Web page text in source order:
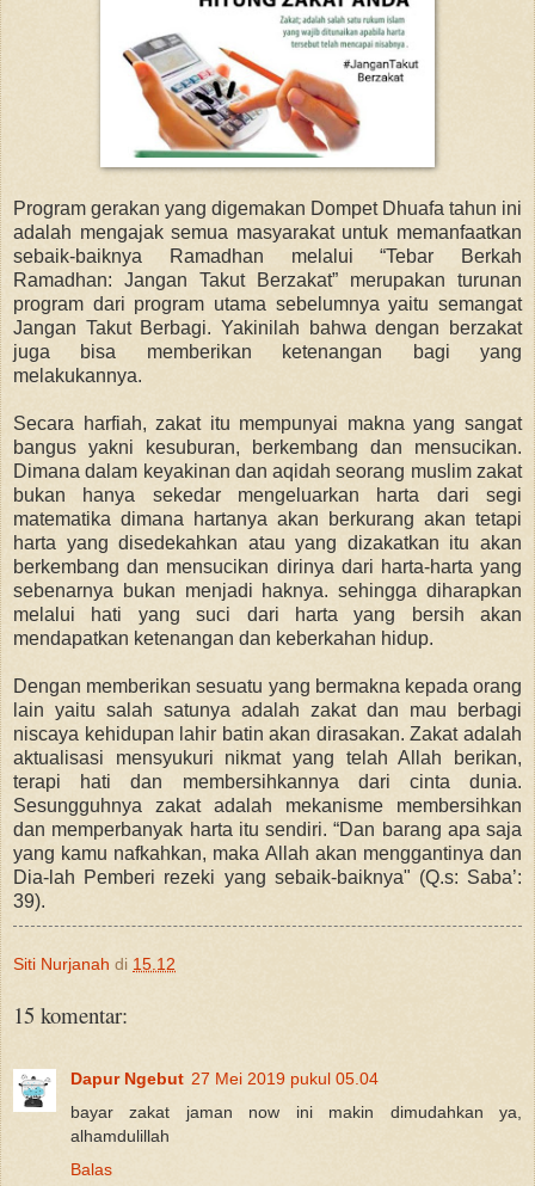
Program gerakan yang digemakan Dompet Dhuafa tahun ini
adalah mengajak semua masyarakat untuk memanfaatkan
sebaik-baiknya Ramadhan melalui “Tebar Berkah
Ramadhan: Jangan Takut Berzakat” merupakan turunan
program dari program utama sebelumnya yaitu semangat
Jangan Takut Berbagi. Yakinilah bahwa dengan berzakat
juga bisa memberikan ketenangan bagi yang
melakukannya.
Secara harfiah, zakat itu mempunyai makna yang sangat
bangus yakni kesuburan, berkembang dan mensucikan.
Dimana dalam keyakinan dan aqidah seorang muslim zakat
bukan hanya sekedar mengeluarkan harta dari segi
matematika dimana hartanya akan berkurang akan tetapi
harta yang disedekahkan atau yang dizakatkan itu akan
berkembang dan mensucikan dirinya dari harta-harta yang
sebenarnya bukan menjadi haknya. sehingga diharapkan
melalui hati yang suci dari harta yang bersih akan
mendapatkan ketenangan dan keberkahan hidup.
Dengan memberikan sesuatu yang bermakna kepada orang
lain yaitu salah satunya adalah zakat dan mau berbagi
niscaya kehidupan lahir batin akan dirasakan. Zakat adalah
aktualisasi mensyukuri nikmat yang telah Allah berikan,
terapi hati dan membersihkannya dari cinta dunia.
Sesungguhnya zakat adalah mekanisme membersihkan
dan memperbanyak harta itu sendiri. “Dan barang apa saja
yang kamu nafkahkan, maka Allah akan menggantinya dan
Dia-lah Pemberi rezeki yang sebaik-baiknya" (Q.s: Saba’:
39).
Siti Nurjanah di 15.12
15 komentar:
Dapur Ngebut 27 Mei 2019 pukul 05.04
bayar zakat jaman now ini makin dimudahkan ya,
alhamdulillah
Balas